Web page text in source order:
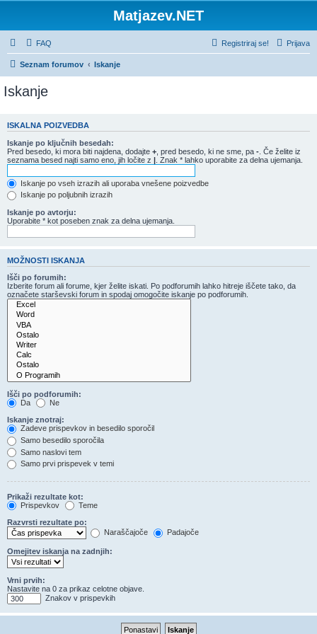
Matjazev.NET
FAQ Prijava
Registriraj se!
Seznam forumov Iskanje
Iskanje
ISKALNA POIZVEDBA
Iskanje po ključnih besedah:
Pred besedo, ki mora biti najdena, dodajte + , pred besedo, ki ne sme, pa - . Če želite iz
seznama besed najti samo eno, jih ločite z | . Znak * lahko uporabite za delna ujemanja.
Iskanje po vseh izrazih ali uporaba vnešene poizvedbe
Iskanje po poljubnih izrazih
Iskanje po avtorju:
Uporabite * kot poseben znak za delna ujemanja.
MOŽNOSTI ISKANJA
Išči po forumih:
Izberite forum ali forume, kjer želite iskati. Po podforumih lahko hitreje iščete tako, da
označete starševski forum in spodaj omogočite iskanje po podforumih.
Išči po podforumih:
Da
Ne
Iskanje znotraj:
Zadeve prispevkov in besedilo sporočil
Samo besedilo sporočila
Samo naslovi tem
Samo prvi prispevek v temi
Prikaži rezultate kot:
Prispevkov
Teme
Razvrsti rezultate po:
Naraščajoče
Padajoče
Omejitev iskanja na zadnjih:
Vrni prvih:
Nastavite na 0 za prikaz celotne objave.
Znakov v prispevkih